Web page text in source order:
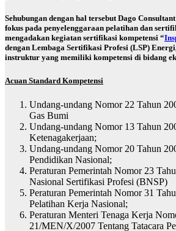
Sehubungan dengan hal tersebut Dago
fokus pada penyelenggaraan pelatihan dan
mengadakan kegiatan sertifikasi kompetensi “
dengan Lembaga Sertifikasi Profesi (LSP)
instruktur yang memiliki kompetensi di bidang
Acuan Standard Kompetensi
Undang-undang Nomor 22 Tahun
Gas Bumi
Undang-undang Nomor 13 Tahun
Ketenagakerjaan;
Undang-undang Nomor 20 Tahun
Pendidikan Nasional;
Peraturan Pemerintah Nomor 23
Nasional Sertifikasi Profesi (BNSP)
Peraturan Pemerintah Nomor 31
Pelatihan Kerja Nasional;
Peraturan Menteri Tenaga Kerja
21/MEN/X/2007 Tentang Tatacara